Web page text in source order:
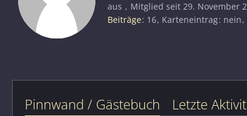
aus
Mitglied seit 29. November
Beiträge 16 Karteneintrag nein
Pinnwand / Gästebuch Letzte